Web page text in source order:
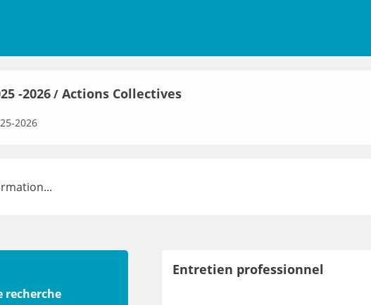
-2026/ Actions Collectives
2026
recherche
Entretien professionnel